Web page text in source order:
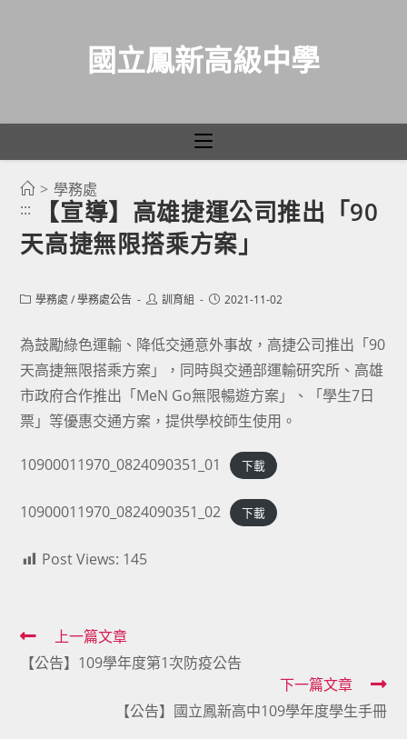
國立鳳新高級中學
> 學務處
:::
【宣導】高雄捷運公司推出「90
天高捷無限搭乘方案」
Post學務處 / 學務處公告
Post訓育組
Post2021-11-02
為鼓勵綠色運輸、降低交通意外事故，高捷公司推出「90
天高捷無限搭乘方案」，同時與交通部運輸研究所、高雄
市政府合作推出「MeN Go無限暢遊方案」、「學生7日
票」等優惠交通方案，提供學校師生使用。
10900011970_0824090351_01 下載
10900011970_0824090351_02 下載
Post Views: 145
Read
more
上一篇文章
【公告】109學年度第1次防疫公告
下一篇文章
【公告】國立鳳新高中109學年度學生手冊